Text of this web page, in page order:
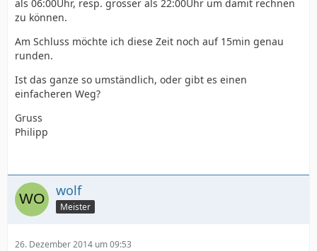
als 06:00Uhr, resp. grösser als 22:00Uhr um damit rechnen
zu können.
Am Schluss möchte ich diese Zeit noch auf 15min genau
runden.
Ist das ganze so umständlich, oder gibt es einen
einfacheren Weg?
Gruss
Philipp
wolf
Meister
26. Dezember 2014 um 09:53